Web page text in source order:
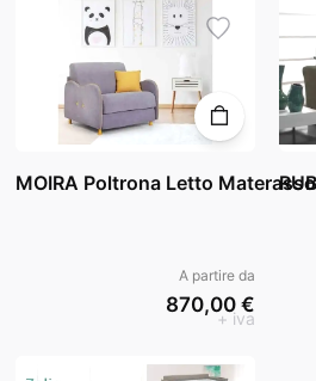
MOIRA Poltrona Letto
A partire da
870,00 €
+ iva